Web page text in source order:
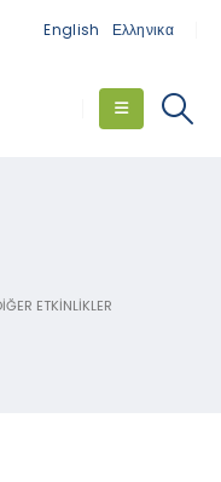
English Ελληνικα
ETKINLIKLER